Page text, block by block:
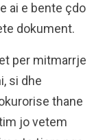
ai e bente çdo
dokument.
per mitmarrje
si dhe
thane
jo vetem